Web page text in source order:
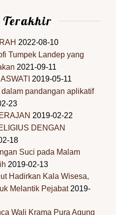
2022-08-10
Tumpek Landep yang
2021-09-11
2019-05-11
pandangan aplikatif
23
2019-02-22
DENGAN
18
Suci pada Malam
2019-02-13
Hadirkan Kala Wisesa,
Melantik Pejabat 2019-
Wali Krama Pura Agung